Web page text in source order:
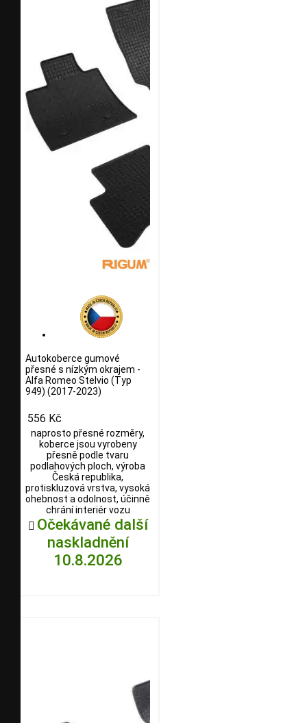
Autokoberce gumové
přesné s nízkým okrajem -
Alfa Romeo Stelvio (Typ
949) (2017-2023)
556 Kč
naprosto přesné rozměry,
koberce jsou vyrobeny
přesně podle tvaru
podlahových ploch, výroba
Česká republika,
protiskluzová vrstva, vysoká
ohebnost a odolnost, účinně
chrání interiér vozu
 Očekávané další
naskladnění
10.8.2026